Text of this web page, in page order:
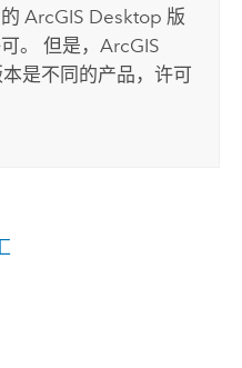
的ArcGIS Desktop 版
。 但是，ArcGIS
本是不同的产品，许可